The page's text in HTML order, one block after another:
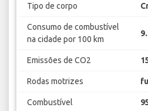
Tipo de corpo
Consumo de combustível
na cidade por 100 km
Emissões de CO2
Rodas motrizes
Combustível